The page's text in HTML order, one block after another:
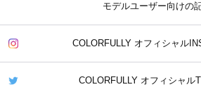
モデルユーザー向けの
COLORFULLY オフィシャル
COLORFULLY オフィシャル